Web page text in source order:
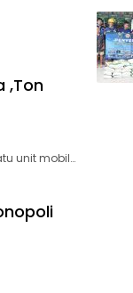
,Ton
unit mobil…